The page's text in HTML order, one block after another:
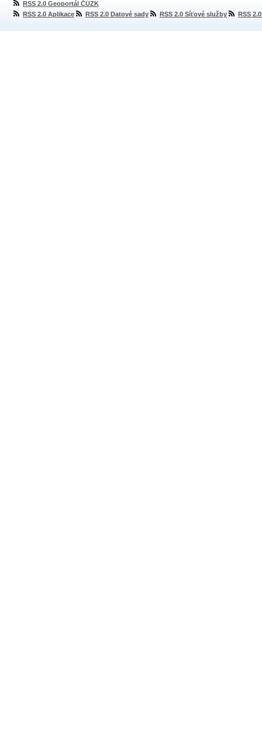
RSS 2.0 Geoportál ČÚZK
RSS 2.0 Aplikace
RSS 2.0 Datové sady RSS 2.0 Síťové služby RSS